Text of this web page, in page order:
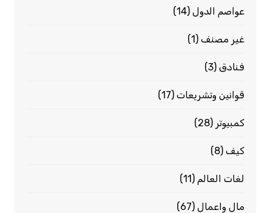
عواصم الدول(14)
غير مصنف(1)
فنادق(3)
قوانين وتشريعات(17)
كمبيوتر (28)
كيف(8)
لغات العالم (11)
مال واعمال(67)